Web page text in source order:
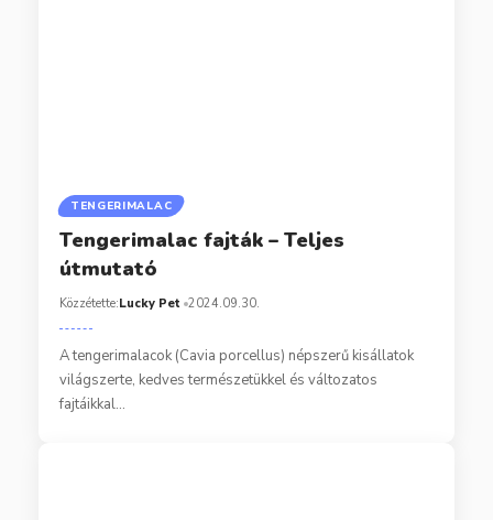
TENGERIMALAC
Tengerimalac fajták – Teljes
útmutató
Közzétette:Lucky Pet 2024.09.30.
A tengerimalacok (Cavia porcellus) népszerű kisállatok
világszerte, kedves természetükkel és változatos
fajtáikkal…